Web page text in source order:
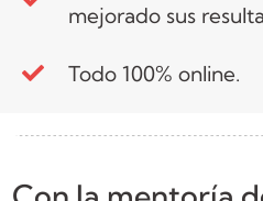
mejorado sus
Todo 100% online.